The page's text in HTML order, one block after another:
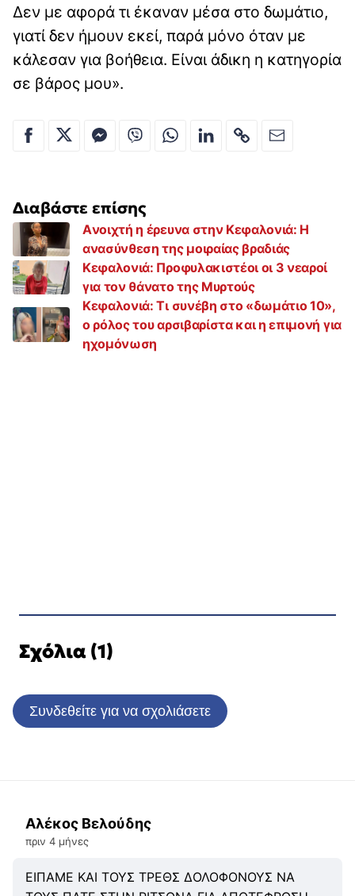
Δεν με αφορά τι έκαναν μέσα στο δωμάτιο,
γιατί δεν ήμουν εκεί, παρά μόνο όταν με
κάλεσαν για βοήθεια. Είναι άδικη η κατηγορία
σε βάρος μου».
Διαβάστε επίσης
Aνοιχτή η έρευνα στην Κεφαλονιά: Η
ανασύνθεση της μοιραίας βραδιάς
Κεφαλονιά: Προφυλακιστέοι οι 3 νεαροί
για τον θάνατο της Μυρτούς
Κεφαλονιά: Τι συνέβη στο «δωμάτιο 10»,
ο ρόλος του αρσιβαρίστα και η επιμονή για
ηχομόνωση
Σχόλια (1)
Συνδεθείτε για να σχολιάσετε
Αλέκος Βελούδης
πριν 4 μήνες
ΕΙΠΑΜΕ ΚΑΙ ΤΟΥΣ ΤΡΕΘΣ ΔΟΛΟΦΟΝΟΥΣ ΝΑ